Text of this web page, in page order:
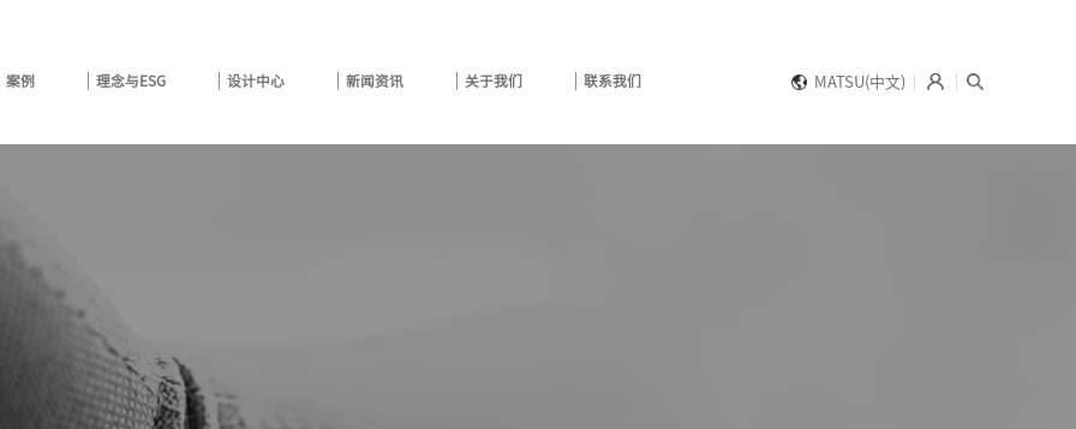
案例 理念与ESG 设计中心 新闻资讯 关于我们 联系我们 MATSU(中文)